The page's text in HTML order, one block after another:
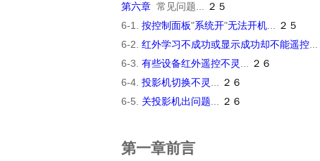
第六章 常见问题 ２５
6-1. 按控制面板"系统开"无法开机 ２５
6-2. 红外学习不成功或显示成功却不能遥控
6-3. 有些设备红外遥控不灵 ２６
6-4. 投影机切换不灵 ２６
6-5. 关投影机出问题 ２６
第一章前言